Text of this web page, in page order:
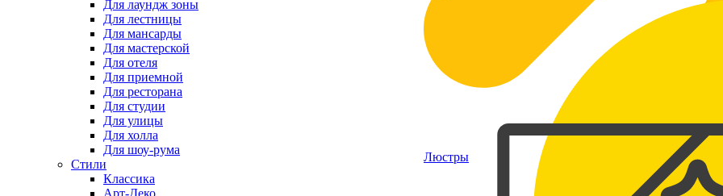
Люстры
Для лаундж зоны
Для лестницы
Для мансарды
Для мастерской
Для отеля
Для приемной
Для ресторана
Для студии
Для улицы
Для холла
Для шоу-рума
Стили
Классика
Арт-Деко